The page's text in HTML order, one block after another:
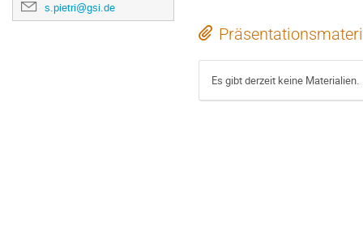
s.pietri@gsi.de
Es gibt derzeit keine Materialien.